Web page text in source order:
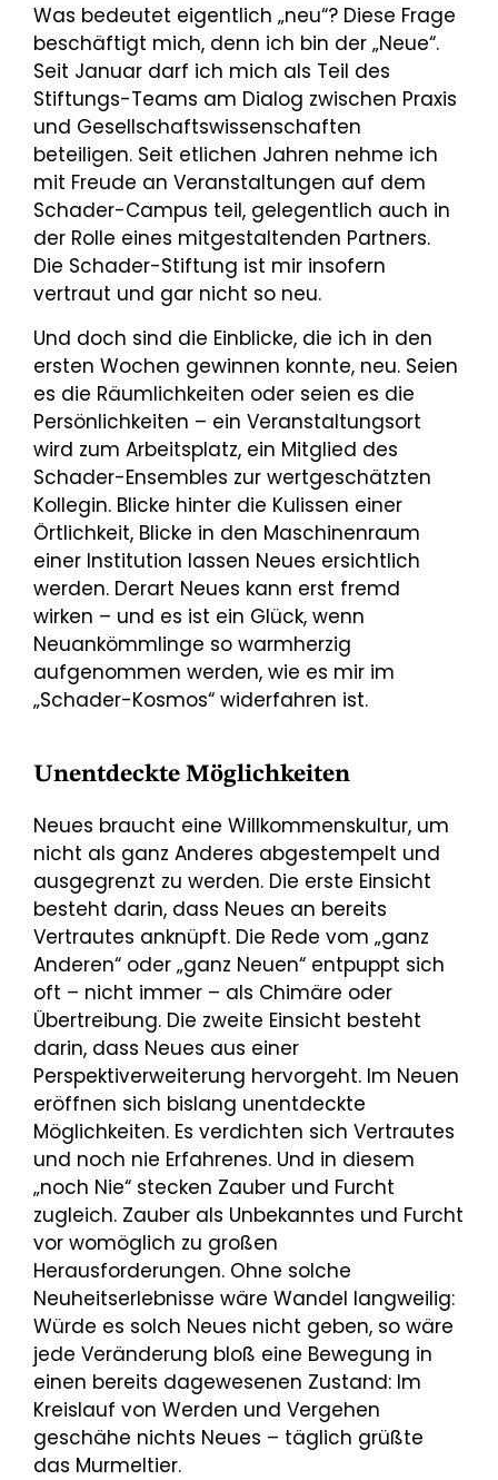
Was bedeutet eigentlich „neu“? Diese Frage
beschäftigt mich, denn ich bin der „Neue“.
Seit Januar darf ich mich als Teil des
Stiftungs-Teams am Dialog zwischen Praxis
und Gesellschaftswissenschaften
beteiligen. Seit etlichen Jahren nehme ich
mit Freude an Veranstaltungen auf dem
Schader-Campus teil, gelegentlich auch in
der Rolle eines mitgestaltenden Partners.
Die Schader-Stiftung ist mir insofern
vertraut und gar nicht so neu.
Und doch sind die Einblicke, die ich in den
ersten Wochen gewinnen konnte, neu. Seien
es die Räumlichkeiten oder seien es die
Persönlichkeiten – ein Veranstaltungsort
wird zum Arbeitsplatz, ein Mitglied des
Schader-Ensembles zur wertgeschätzten
Kollegin. Blicke hinter die Kulissen einer
Örtlichkeit, Blicke in den Maschinenraum
einer Institution lassen Neues ersichtlich
werden. Derart Neues kann erst fremd
wirken – und es ist ein Glück, wenn
Neuankömmlinge so warmherzig
aufgenommen werden, wie es mir im
„Schader-Kosmos“ widerfahren ist.
Unentdeckte Möglichkeiten
Neues braucht eine Willkommenskultur, um
nicht als ganz Anderes abgestempelt und
ausgegrenzt zu werden. Die erste Einsicht
besteht darin, dass Neues an bereits
Vertrautes anknüpft. Die Rede vom „ganz
Anderen“ oder „ganz Neuen“ entpuppt sich
oft – nicht immer – als Chimäre oder
Übertreibung. Die zweite Einsicht besteht
darin, dass Neues aus einer
Perspektiverweiterung hervorgeht. Im Neuen
eröffnen sich bislang unentdeckte
Möglichkeiten. Es verdichten sich Vertrautes
und noch nie Erfahrenes. Und in diesem
„noch Nie“ stecken Zauber und Furcht
zugleich. Zauber als Unbekanntes und Furcht
vor womöglich zu großen
Herausforderungen. Ohne solche
Neuheitserlebnisse wäre Wandel langweilig:
Würde es solch Neues nicht geben, so wäre
jede Veränderung bloß eine Bewegung in
einen bereits dagewesenen Zustand: Im
Kreislauf von Werden und Vergehen
geschähe nichts Neues – täglich grüßte
das Murmeltier.